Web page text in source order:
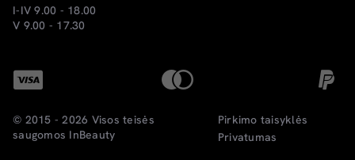
I-IV 9.00 - 18.00
V 9.00 - 17.30
© 2015 - 2026 Visos teisės
saugomos InBeauty
Pirkimo taisyklės
Privatumas